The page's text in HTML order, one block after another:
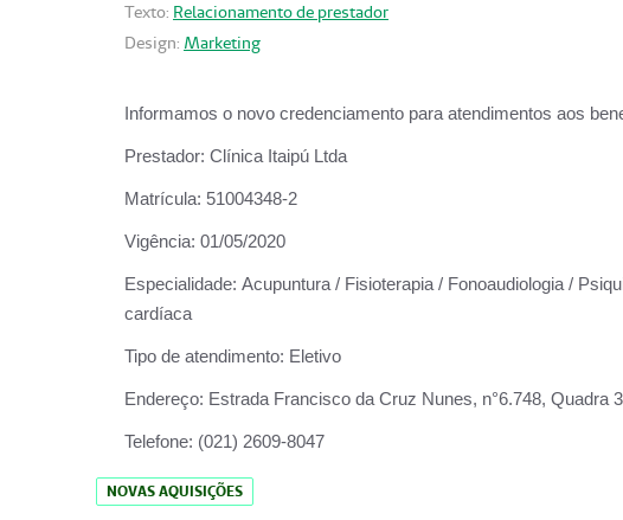
Texto: Relacionamento de prestador
Design: Marketing
Informamos o novo credenciamento para atendimentos aos
Prestador: Clínica Itaipú Ltda
Matrícula: 51004348-2
Vigência: 01/05/2020
Especialidade: Acupuntura / Fisioterapia / Fonoaudiologia /
cardíaca
Tipo de atendimento: Eletivo
Endereço: Estrada Francisco da Cruz Nunes, n°6.748, Quadra
Telefone: (021) 2609-8047
NOVAS AQUISIÇÕES